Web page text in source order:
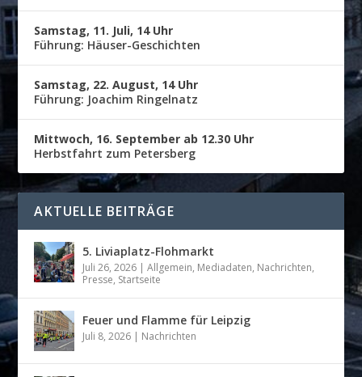
Samstag, 11. Juli, 14 Uhr
Führung: Häuser-Geschichten
Samstag, 22. August, 14 Uhr
Führung: Joachim Ringelnatz
Mittwoch, 16. September ab 12.30 Uhr
Herbstfahrt zum Petersberg
AKTUELLE BEITRÄGE
5. Liviaplatz-Flohmarkt
Juli 26, 2026 |Allgemein, Mediadaten, Nachrichten,
Presse, Startseite
Feuer und Flamme für Leipzig
Juli 8, 2026 | Nachrichten